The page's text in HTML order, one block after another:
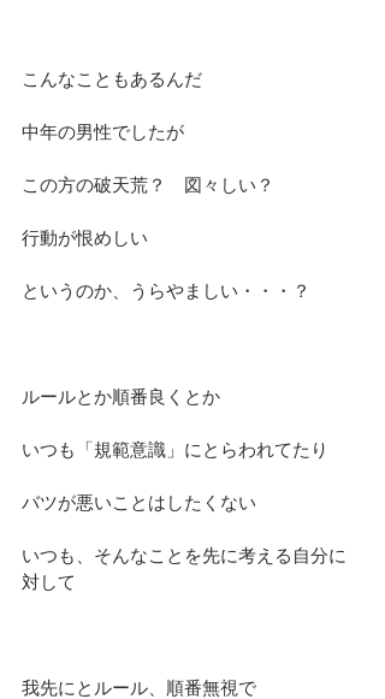
こんなこともあるんだ
中年の男性でしたが
この方の破天荒？　図々しい？
行動が恨めしい
というのか、うらやましい・・・？
ルールとか順番良くとか
いつも「規範意識」にとらわれてたり
バツが悪いことはしたくない
いつも、そんなことを先に考える自分に
対して
我先にとルール、順番無視で